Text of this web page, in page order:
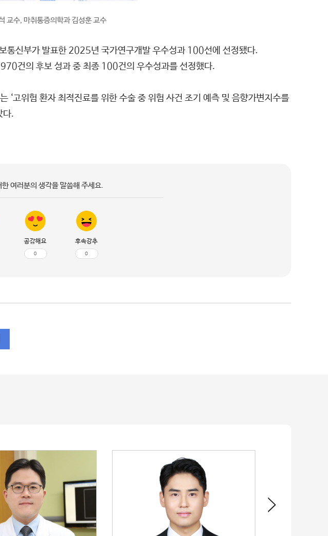
교수, 마취통증의학과 김성훈 교수
통신부가 발표한 2025년 국가연구개발 우수성과 100선에 선정됐다.
건의 후보 성과 중 최종 100건의 우수성과를 선정했다.
‘고위험 환자 최적진료를 위한 수술 중 위험 사건 조기 예측 및 음향가변지수를
다.
여러분의 생각을 말씀해 주세요.
공감해요
0
후속강추
0